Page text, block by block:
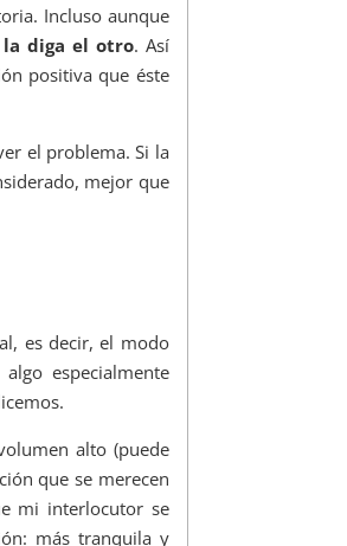
Incluso aunque
diga el otro. Así
positiva que éste
el problema. Si la
mejor que
es decir, el modo
especialmente
alto (puede
que se merecen
mi interlocutor se
más tranquila y